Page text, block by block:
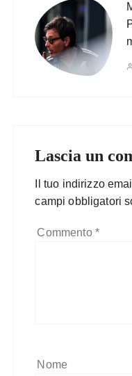
Lascia un
Il tuo indirizzo
campi obbligatori
Commento *
Nome